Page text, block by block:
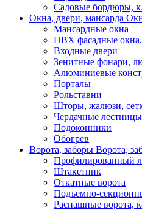
Садовые бордюры,
Окна, двери, мансарда
Мансардные окна
ПВХ фасадные окна,
Входные двери
Зенитные фонари,
Алюминиевые
Порталы
Рольставни
Шторы, жалюзи,
Чердачные лестницы
Подоконники
Обогрев
Ворота, заборы Ворота,
Профилированный
Штакетник
Откатные ворота
Подъемно-
Распашные ворота,